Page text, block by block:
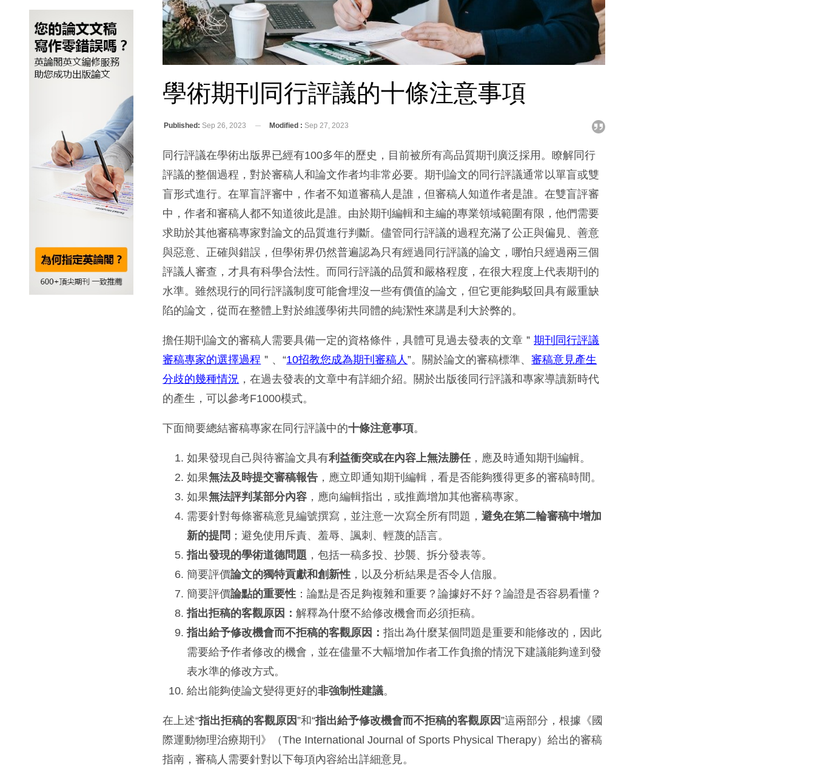
學術期刊同行評議的十條注意事項
Published: Sep 26, 2023 Modified : Sep 27, 2023
同行評議在學術出版界已經有100多年的歷史，目前被所有高品質期刊廣泛採用。瞭解同行
評議的整個過程，對於審稿人和論文作者均非常必要。期刊論文的同行評議通常以單盲或雙
盲形式進行。在單盲評審中，作者不知道審稿人是誰，但審稿人知道作者是誰。在雙盲評審
中，作者和審稿人都不知道彼此是誰。由於期刊編輯和主編的專業領域範圍有限，他們需要
求助於其他審稿專家對論文的品質進行判斷。儘管同行評議的過程充滿了公正與偏見、善意
與惡意、正確與錯誤，但學術界仍然普遍認為只有經過同行評議的論文，哪怕只經過兩三個
評議人審查，才具有科學合法性。而同行評議的品質和嚴格程度，在很大程度上代表期刊的
水準。雖然現行的同行評議制度可能會埋沒一些有價值的論文，但它更能夠駁回具有嚴重缺
陷的論文，從而在整體上對於維護學術共同體的純潔性來講是利大於弊的。
擔任期刊論文的審稿人需要具備一定的資格條件，具體可見過去發表的文章＂期刊同行評議
審稿專家的選擇過程 ＂、“10招教您成為期刊審稿人”。關於論文的審稿標準、審稿意見產生
分歧的幾種情況 ，在過去發表的文章中有詳細介紹。關於出版後同行評議和專家導讀新時代
的產生，可以參考F1000模式。
下面簡要總結審稿專家在同行評議中的十條注意事項。
如果發現自己與待審論文具有利益衝突或在內容上無法勝任，應及時通知期刊編輯。
如果無法及時提交審稿報告 ，應立即通知期刊編輯，看是否能夠獲得更多的審稿時間。
如果無法評判某部分內容 ，應向編輯指出，或推薦增加其他審稿專家。
需要針對每條審稿意見編號撰寫，並注意一次寫全所有問題，避免在第二輪審稿中增加
新的提問 ；避免使用斥責、羞辱、諷刺、輕蔑的語言。
指出發現的學術道德問題 ，包括一稿多投、抄襲、拆分發表等。
簡要評價論文的獨特貢獻和創新性 ，以及分析結果是否令人信服。
簡要評價論點的重要性 ：論點是否足夠複雜和重要？論據好不好？論證是否容易看懂？
指出拒稿的客觀原因：解釋為什麼不給修改機會而必須拒稿。
指出給予修改機會而不拒稿的客觀原因：指出為什麼某個問題是重要和能修改的，因此
需要給予作者修改的機會，並在儘量不大幅增加作者工作負擔的情況下建議能夠達到發
表水準的修改方式。
給出能夠使論文變得更好的非強制性建議。
在上述“指出拒稿的客觀原因”和“指出給予修改機會而不拒稿的客觀原因”這兩部分，根據《國
際運動物理治療期刊》（The International Journal of Sports Physical Therapy）給出的審稿
指南，審稿人需要針對以下每項內容給出詳細意見。